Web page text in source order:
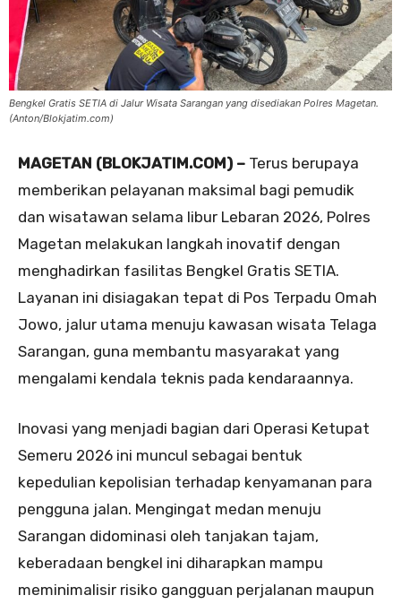
Bengkel Gratis SETIA di Jalur Wisata Sarangan yang disediakan Polres Magetan.
(Anton/Blokjatim.com)
MAGETAN (BLOKJATIM.COM) – Terus berupaya
memberikan pelayanan maksimal bagi pemudik
dan wisatawan selama libur Lebaran 2026, Polres
Magetan melakukan langkah inovatif dengan
menghadirkan fasilitas Bengkel Gratis SETIA.
Layanan ini disiagakan tepat di Pos Terpadu Omah
Jowo, jalur utama menuju kawasan wisata Telaga
Sarangan, guna membantu masyarakat yang
mengalami kendala teknis pada kendaraannya.
Inovasi yang menjadi bagian dari Operasi Ketupat
Semeru 2026 ini muncul sebagai bentuk
kepedulian kepolisian terhadap kenyamanan para
pengguna jalan. Mengingat medan menuju
Sarangan didominasi oleh tanjakan tajam,
keberadaan bengkel ini diharapkan mampu
meminimalisir risiko gangguan perjalanan maupun